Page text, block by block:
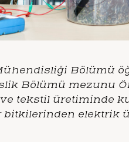
Bölümü
Bölümü mezunu
ve tekstil üretiminde
bitkilerinden elektrik